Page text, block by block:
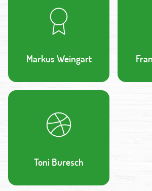
Markus Weingart
Toni Buresch